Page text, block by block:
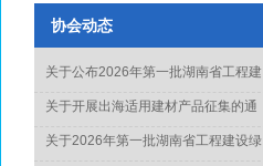
协会动态
关于公布2026年第一批湖南省工程建
设绿色建造行业工法名单的通知
关于开展出海适用建材产品征集的通
知
关于2026年第一批湖南省工程建设绿